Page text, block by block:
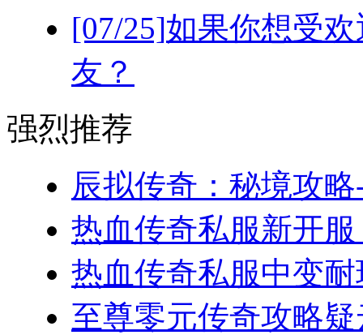
[07/25]如果你想受
友？
强烈推荐
辰拟传奇：秘境攻
热血传奇私服新开
热血传奇私服中变
至尊零元传奇攻略